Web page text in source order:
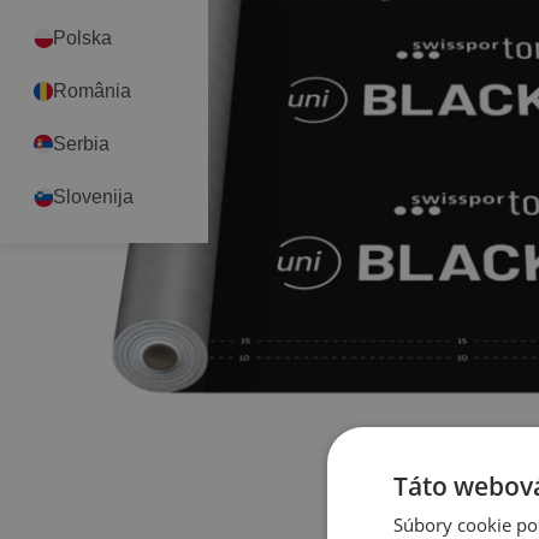
Polska
România
Serbia
Slovenija
Táto
Súbory cookie